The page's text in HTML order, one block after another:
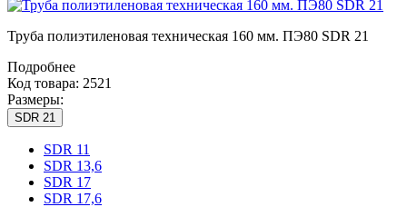
Труба полиэтиленовая техническая 160 мм. ПЭ80 SDR 21
Подробнее
Код товара: 2521
Размеры:
SDR 21
SDR 11
SDR 13,6
SDR 17
SDR 17,6